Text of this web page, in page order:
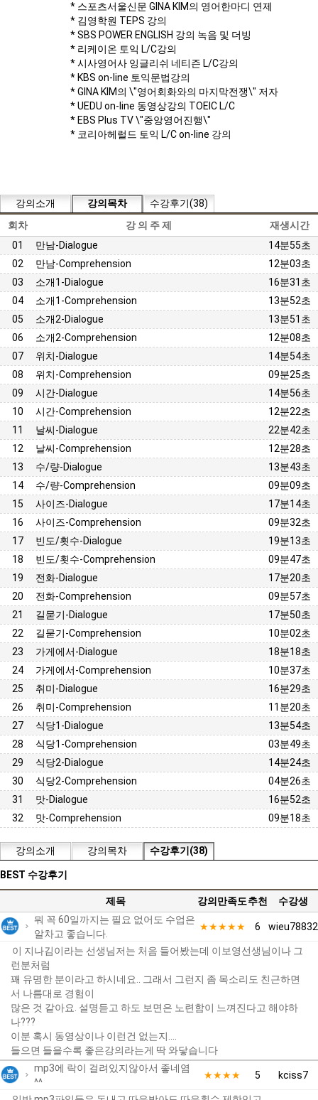
* 스포츠서울신문 GINA KIM의 영어한마디 연제
* 김영학원 TEPS 강의
* SBS POWER ENGLISH 강의 녹음 및 더빙
* 리케이온 토익 L/C강의
* 시사영어사 잉글리쉬 네티즌 L/C강의
* KBS on-line 토익문법강의
* GINA KIM의 \"영어회화와의 마지막전쟁\" 저자
* UEDU on-line 동영상강의 TOEIC L/C
* EBS Plus TV \"중앙영어진행\"
* 코리아헤럴드 토익 L/C on-line 강의
강의소개 강의목차
수강후기(38)
회차
강 의 주 제
재생시간
01
만남-Dialogue
14분55초
02
만남-Comprehension
12분03초
03
소개1-Dialogue
16분31초
04
소개1-Comprehension
13분52초
05
소개2-Dialogue
13분51초
06
소개2-Comprehension
12분08초
07
위치-Dialogue
14분54초
08
위치-Comprehension
09분25초
09
시간-Dialogue
14분56초
10
시간-Comprehension
12분22초
11
날씨-Dialogue
22분42초
12
날씨-Comprehension
12분28초
13
수/량-Dialogue
13분43초
14
수/량-Comprehension
09분09초
15
사이즈-Dialogue
17분14초
16
사이즈-Comprehension
09분32초
17
빈도/횟수-Dialogue
19분13초
18
빈도/횟수-Comprehension
09분47초
19
전화-Dialogue
17분20초
20
전화-Comprehension
09분57초
21
길묻기-Dialogue
17분50초
22
길묻기-Comprehension
10분02초
23
가게에서-Dialogue
18분18초
24
가게에서-Comprehension
10분37초
25
취미-Dialogue
16분29초
26
취미-Comprehension
11분20초
27
식당1-Dialogue
13분54초
28
식당1-Comprehension
03분49초
29
식당2-Dialogue
14분24초
30
식당2-Comprehension
04분26초
31
맛-Dialogue
16분52초
32
맛-Comprehension 09분18초
강의소개 강의목차 수강후기(38)